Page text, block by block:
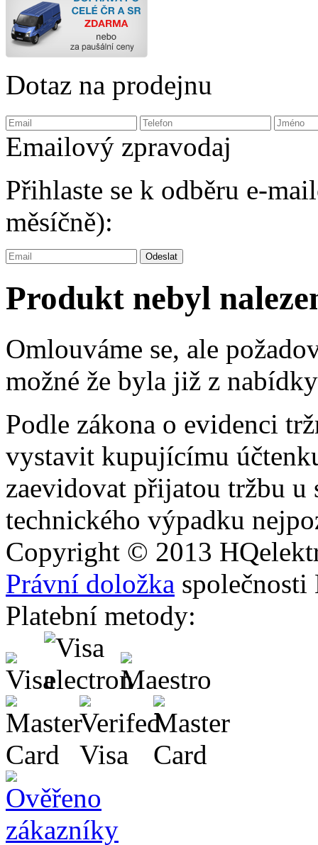
Dotaz na prodejnu
Emailový zpravodaj
Přihlaste se k odběru e-
měsíčně):
Produkt nebyl
Omlouváme se, ale
možné že byla již z
Podle zákona o evidenci
vystavit kupujícímu
zaevidovat přijatou tržbu u
technického výpadku
Copyright © 2013 HQ
Právní doložka
Platební metody: